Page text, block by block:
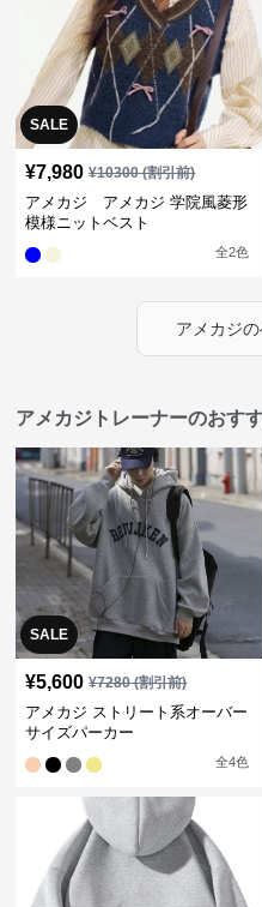
SALE
¥7,980 ¥10300(割引前)
アメカジ アメカジ 学院風菱形
模様ニットベスト
全2色
アメカジの
アメカジトレーナーのおす
SALE
¥5,600 ¥7280(割引前)
アメカジ ストリート系オーバー
サイズパーカー
全4色